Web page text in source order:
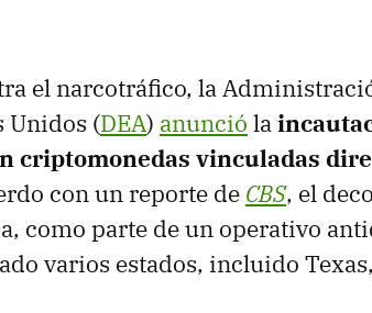
el narcotráfico, la
Unidos (DEA) anunció la
criptomonedas vinculadas
con un reporte de CBS, el
como parte de un operativo
varios estados, incluido